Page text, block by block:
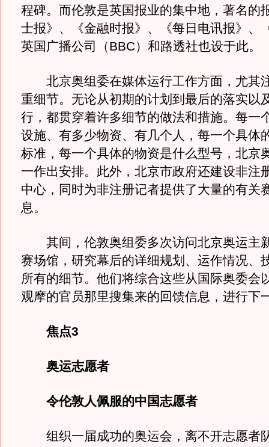
程碑。而伦敦是英国报业的集中地，著名的
士报》、《金融时报》、《每日电讯报》、
英国广播公司（BBC）和路透社也设于此。
北京奥组委在媒体运行工作方面，尤其
重细节。无论从初期的计划到最后的落实以
行，都贯穿着许多细节的做法和措施。每一
设施、有多少物资、有几个人，每一个具体
标准，每一个具体的物资是什么型号，北京
一作出安排。此外，北京市政府还建设非注
中心，同时为非注册记者提供了大量的有关
息。
其间，伦敦奥组委多次访问北京奥运主
赛场馆，研究幕后的详细规划、运作情况、
所有的细节。他们将综合这些从国际奥委会
观摩的官员那里搜集来的回馈信息，进行下
焦点3
奥运志愿者
令伦敦人佩服的中国志愿者
组织一届成功的奥运会，离不开志愿者